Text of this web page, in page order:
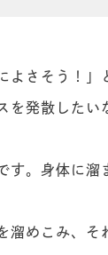
よさそう！
を発散したい
。身体に溜
溜めこみ、そ